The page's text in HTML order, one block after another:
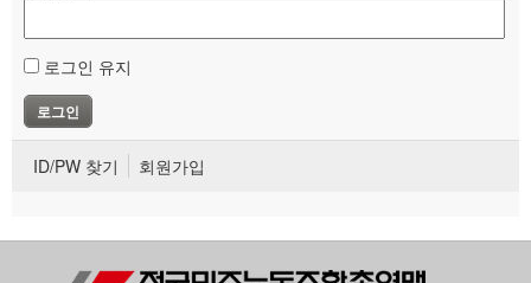
로그인 유지
ID/PW 찾기 회원가입